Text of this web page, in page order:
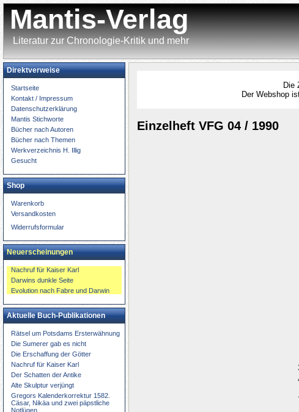
Mantis-Verlag
Literatur zur Chronologie-Kritik und mehr
Der
Einzelheft VFG 04 / 1990
Direktverweise
Startseite
Kontakt / Impressum
Datenschutzerklärung
Mantis Stichworte
Bücher nach Autoren
Bücher nach Themen
Werkverzeichnis H. Illig
Gesucht
Shop
Warenkorb
Versandkosten
Widerrufsformular
Neuerscheinungen
Nachruf für Kaiser Karl
Darwins dunkle Seite
Evolution nach Fabre und Darwin
Aktuelle Buch-Publikationen
Rätsel um Potsdams Ersterwähnung
Die Sumerer gab es nicht
Die Erschaffung der Götter
Nachruf für Kaiser Karl
Der Schatten der Antike
Alte Skulptur verjüngt
Gregors Kalenderkorrektur 1582.
Cäsar, Nikäa und zwei päpstliche
Notlügen